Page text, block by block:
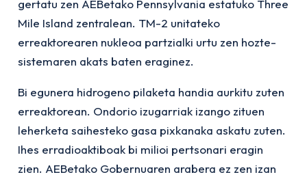
gertatu zen AEBetako Pennsylvania estatuko Three
Mile Island zentralean. TM-2 unitateko
erreaktorearen nukleoa partzialki urtu zen hozte-
sistemaren akats baten eraginez.
Bi egunera hidrogeno pilaketa handia aurkitu zuten
erreaktorean. Ondorio izugarriak izango zituen
leherketa saihesteko gasa pixkanaka askatu zuten.
Ihes erradioaktiboak bi milioi pertsonari eragin
zien. AEBetako Gobernuaren arabera ez zen izan